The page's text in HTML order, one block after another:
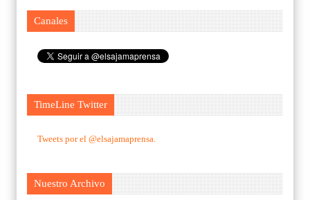
Canales
TimeLine Twitter
Tweets por el @elsajamaprensa.
Nuestro Archivo